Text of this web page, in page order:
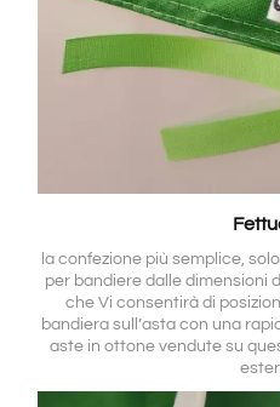
la confezione più semplice,
per bandiere dalle dimensioni
che Vi consentirà di
bandiera sull’asta con una
aste in ottone vendute su